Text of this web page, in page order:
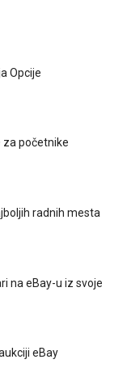
Opcije
za početnike
radnih mesta
na eBay-u iz svoje
eBay